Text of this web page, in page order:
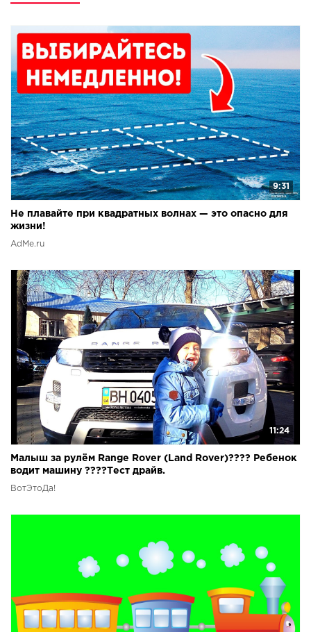
подряд: Бременские музыканты Все серии подряд: Трое
Чебурашка Все серии подряд: Веселая карусель Все
серии подряд: Винни Пух Все серии подряд: Котенок по
имени Гав Все серии подряд: Маугли Все серии подряд:
Возвращение блудного попугая Все серии подряд:
Обезьянки Все серии подряд: Светлячок Все серии
подряд: Сказки Сутеева Все серии подряд: Корней
Чуковский Все серии подряд: Легенды и мифы Все серии
подряд:
9:31
Не плавайте при квадратных волнах — это опасно для
жизни!
AdMe.ru
11:24
Малыш за рулём Range Rover (Land Rover)???? Ребенок
водит машину ????Тест драйв.
ВотЭтоДа!